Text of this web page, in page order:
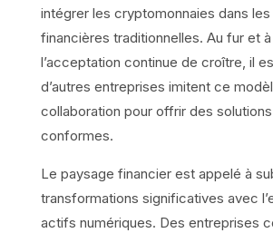
intégrer les cryptomonnaies dans
financières traditionnelles. Au fur et
l’acceptation continue de croître, il
d’autres entreprises imitent ce
collaboration pour offrir des
conformes.
Le paysage financier est appelé à
transformations significatives avec
actifs numériques. Des entreprises